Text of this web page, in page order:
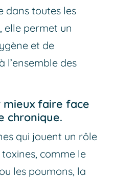
dans toutes les
elle permet un
et de
l’ensemble des
faire face
chronique.
qui jouent un rôle
comme le
les poumons, la